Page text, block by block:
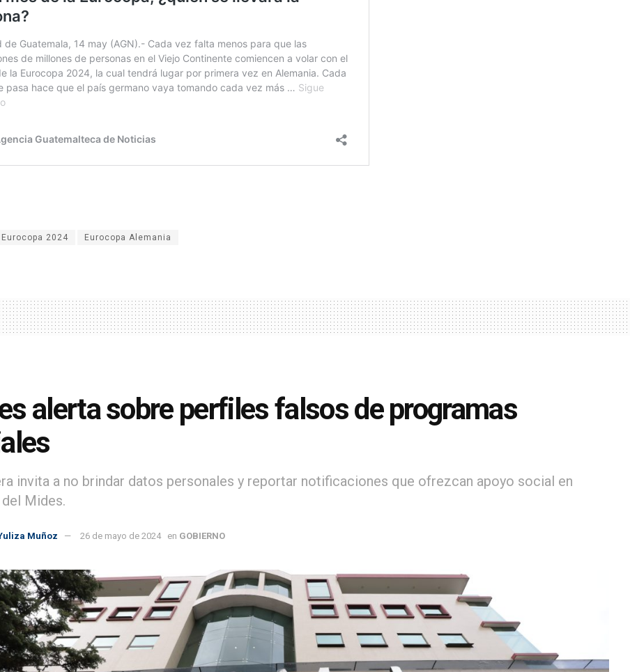
Eurocopa 2024 Eurocopa Alemania
alerta sobre perfiles falsos de programas
invita a no brindar datos personales y reportar notificaciones que ofrezcan apoyo social en
Mides.
Muñoz 26 de mayo de 2024 en GOBIERNO